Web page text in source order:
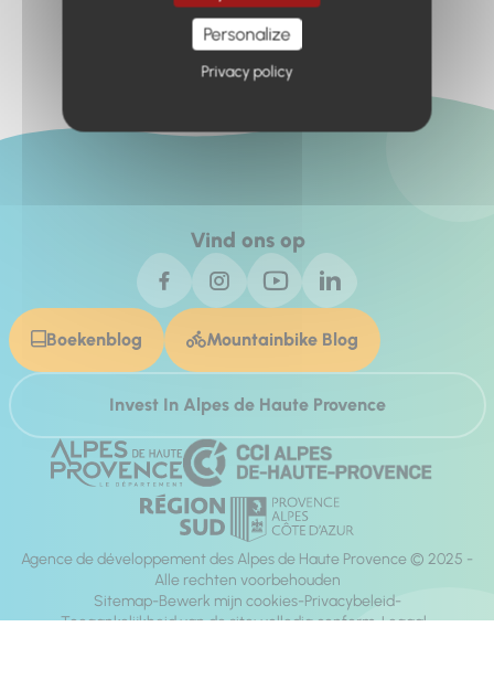
Vind ons op
Boekenblog Mountainbike Blog
Invest In Alpes de Haute Provence
Agence de développement des Alpes de Haute Provence © 2025 -
Alle rechten voorbehouden
Sitemap Bewerk mijn cookies Privacybeleid
Toegankelijkheid van de site: volledig conform Legaal
Personalize
Privacy policy